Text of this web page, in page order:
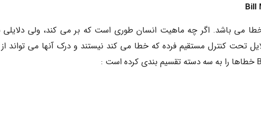
می باشد. اگر چه ماهیت انسان طوری است که بر می کند، ولی دلایلی
تحت کنترل مستقیم فرده که خطا می کند نیستند و درک آنها می تواند از